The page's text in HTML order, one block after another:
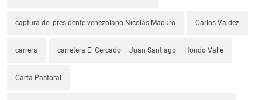
captura del presidente venezolano Nicolás Maduro Carlos Valdez
carrera carretera El Cercado – Juan Santiago – Hondo Valle
Carta Pastoral